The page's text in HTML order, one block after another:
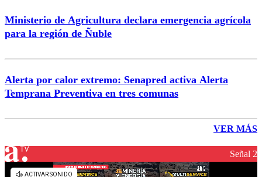
Ministerio de Agricultura declara emergencia agrícola
para la región de Ñuble
Alerta por calor extremo: Senapred activa Alerta
Temprana Preventiva en tres comunas
VER MÁS
Señal 2